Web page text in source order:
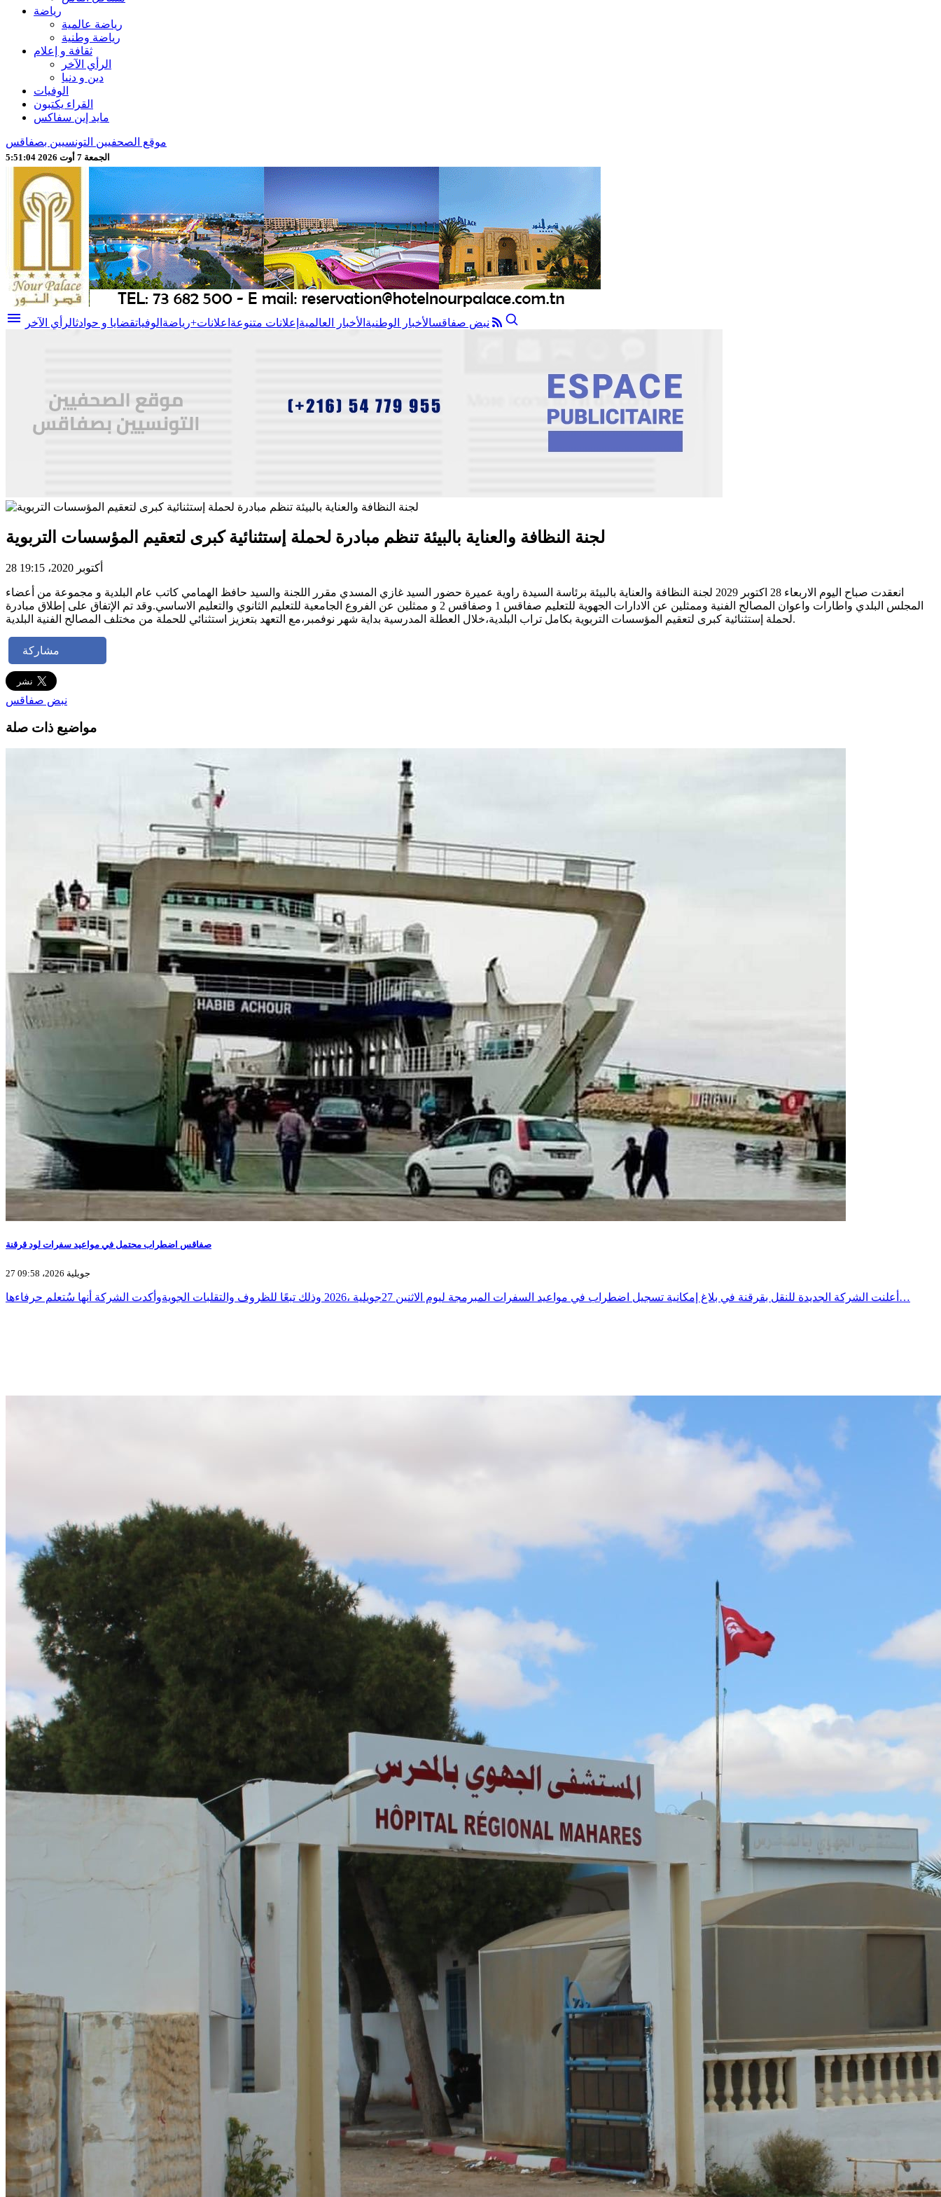
رياضة
رياضة عالمية
رياضة وطنية
ثقافة و إعلام
الرأي الآخر
دين و دنيا
الوفيات
القراء يكتبون
مايد إين سفاكس
موقع الصحفيين التونسيين بصفاقس
الجمعة 7 أوت 2026 5:51:06
menu نبض صفاقسالأخبار الوطنية الأخبار العالمية إعلانات متنوعة اعلانات+رياضة الوفياتقضايا و حوادثالرأي الآخر
لجنة النظافة والعناية بالبيئة تنظم مبادرة لحملة إستثنائية كبرى لتعقيم المؤسسات التربوية
28 أكتوبر 2020، 19:15
انعقدت صباح اليوم الاربعاء 28 اكتوبر 2029 لجنة النظافة والعناية بالبيئة برئاسة السيدة راوية عميرة حضور السيد غازي المسدي مقرر اللجنة والسيد حافظ الهمامي كاتب عام البلدية و مجموعة من أعضاء
المجلس البلدي واطارات واعوان المصالح الفنية وممثلين عن الادارات الجهوية للتعليم صفاقس 1 وصفاقس 2 و ممثلين عن الفروع الجامعية للتعليم الثانوي والتعليم الاساسي.وقد تم الإتفاق على إطلاق مبادرة
لحملة إستثنائية كبرى لتعقيم المؤسسات التربوية بكامل تراب البلدية،خلال العطلة المدرسية بداية شهر نوفمبر،مع التعهد بتعزيز استثنائي للحملة من مختلف المصالح الفنية البلدية.
مشاركة
نبض صفاقس
مواضيع ذات صلة
صفاقس اضطراب محتمل في مواعيد سفرات لود قرقنة
27 جويلية 2026، 09:58
أعلنت الشركة الجديدة للنقل بقرقنة في بلاغ إمكانية تسجيل اضطراب في مواعيد السفرات المبرمجة ليوم الاثنين 27جويلية ،2026 وذلك تبعًا للظروف والتقلبات الجويةوأكدت الشركة أنها سُتعلم حرفاءها…